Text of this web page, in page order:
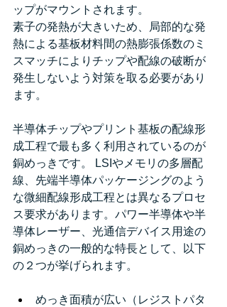
ップがマウントされます。
素子の発熱が大きいため、局部的な発
熱による基板材料間の熱膨張係数のミ
スマッチによりチップや配線の破断が
発生しないよう対策を取る必要があり
ます。
半導体チップやプリント基板の配線形
成工程で最も多く利用されているのが
銅めっきです。 LSIやメモリの多層配
線、先端半導体パッケージングのよう
な微細配線形成工程とは異なるプロセ
ス要求があります。パワー半導体や半
導体レーザー、光通信デバイス用途の
銅めっきの一般的な特長として、以下
の２つが挙げられます。
めっき面積が広い（レジストパタ